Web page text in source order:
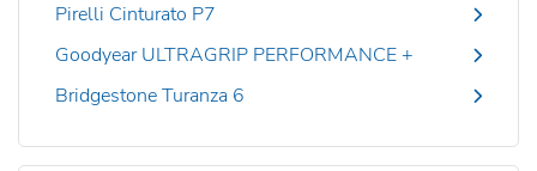
Pirelli Cinturato P7
Goodyear ULTRAGRIP PERFORMANCE +
Bridgestone Turanza 6